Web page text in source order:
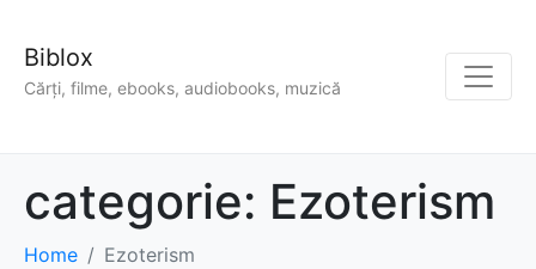
Biblox
Cărți, filme, ebooks, audiobooks, muzică
categorie: Ezoterism
Home Ezoterism